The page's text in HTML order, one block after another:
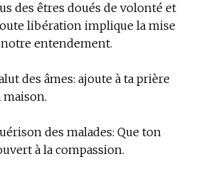
des êtres doués de volonté et
libération implique la mise
entendement.
des âmes: ajoute à ta prière
maison.
des malades: Que ton
à la compassion.